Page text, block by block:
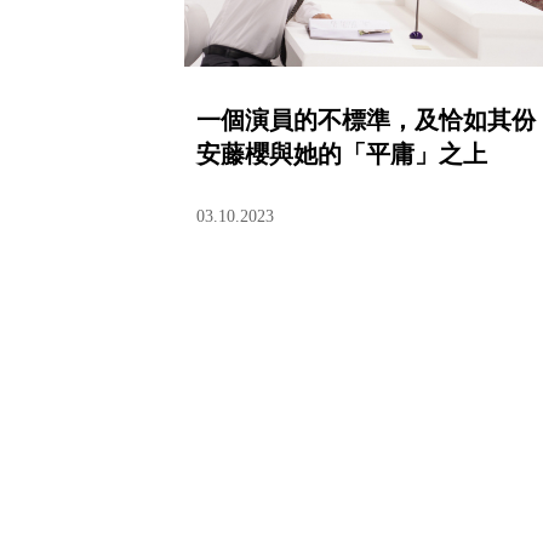
一個演員的不標準，及恰如其份
安藤櫻與她的「平庸」之上
03.10.2023